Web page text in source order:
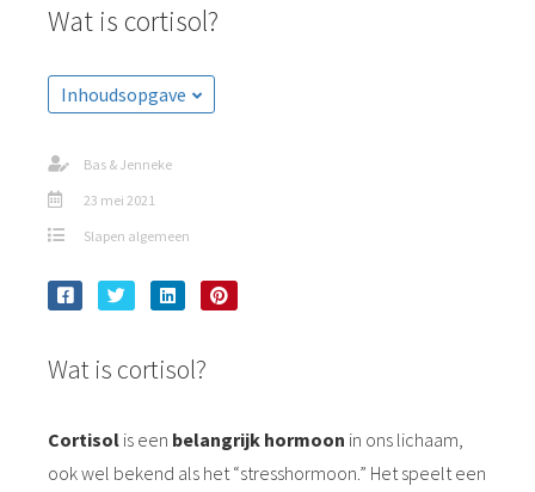
Wat is cortisol?
Inhoudsopgave
Bas & Jenneke
23 mei 2021
Slapen algemeen
Wat is cortisol?
Cortisol is een belangrijk hormoon in ons lichaam,
ook wel bekend als het “stresshormoon.” Het speelt een